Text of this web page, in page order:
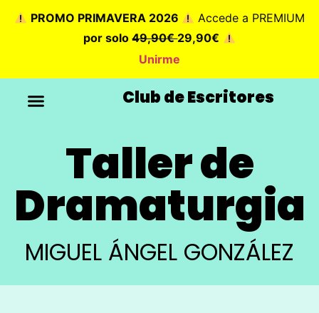
PROMO PRIMAVERA 2026
Accede a PREMIUM
por solo49,90€29,90€
Unirme
Club de Escritores
Taller de
Dramaturgia
MIGUEL ÁNGEL GONZÁLEZ